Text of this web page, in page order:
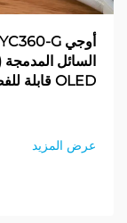
OLED قابلة للفصل بحجم ٥ بوصات
عرض المزيد